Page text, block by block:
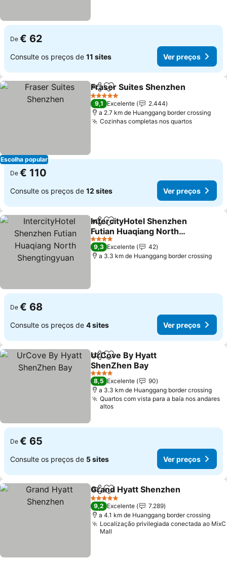
De € 62
Consulte os preços de 11 sites Ver preços
Escolha popular
PartilharAdicionar aos favoritos
Fraser Suites Shenzhen
5 Estrelas
9,1 Excelente
2.444
a 2.7 km de Huanggang border crossing
Cozinhas completas nos quartos
De € 110
Consulte os preços de 12 sites Ver preços
PartilharAdicionar aos favoritos
IntercityHotel Shenzhen
Futian Huaqiang North
Shengtingyuan
4 Estrelas
9,3 Excelente
42
a 3.3 km de Huanggang border crossing
De € 68
Consulte os preços de 4 sites Ver preços
PartilharAdicionar aos favoritos
UrCove By Hyatt
ShenZhen Bay
4 Estrelas
8,5 Excelente
90
a 3.3 km de Huanggang border crossing
Quartos com vista para a baía nos andares
altos
De € 65
Consulte os preços de 5 sites Ver preços
PartilharAdicionar aos favoritos
Grand Hyatt Shenzhen
5 Estrelas
9,2 Excelente
7.289
a 4.1 km de Huanggang border crossing
Localização privilegiada conectada ao MixC
Mall